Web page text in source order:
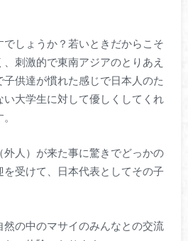
しょうか？若いときだからこそ
刺激的で東南アジアのとりあえ
供達が慣れた感じで日本人のた
大学生に対して優しくしてくれ
外人）が来た事に驚きでどっかの
受けて、日本代表としてその子
の中のマサイのみんなとの交流